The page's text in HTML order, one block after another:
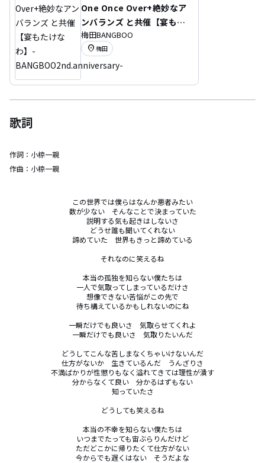
One Once Over+絶妙なア
ンバランズ と共催【宴もた
けなわ】-BANGBOO2nd.a
nniversary-
梅田BANGBOO
location_on 梅田
歌詞
作詞： 小椋一親
作曲： 小椋一親
この世界では僕らはなんか悪者みたい
数が少ない　そんなことで決まっていた
説明する気も起きはしないさ
どうせ誰も聞いてくれない
諦めていた　世界もきっと諦めている
それなのに笑えるね
本当の孤独を知らない僕たちは
一人で気取ってしまっているだけさ
想像できない苦悩がこの先で
待ち構えているかもしれないのにね
一瞬だけでも良いさ　気取らせてくれよ
一瞬だけでも良いさ　気取りたいんだ
どうしてこんな苦しまなくちゃいけないんだ
仕方がないか　生きているんだ　うんざりさ
不満ばかりが性懲りもなく溢れてきては理性が潰す
分からなくて良い　分かるはずもない
知っていたさ
どうしても笑えるね
本当の不幸を知らない僕たちは
いつまでたっても宙ぶらりんだけど
ただどこかに帰りたくて仕方がない
今からでも遅くはない　そうだよな